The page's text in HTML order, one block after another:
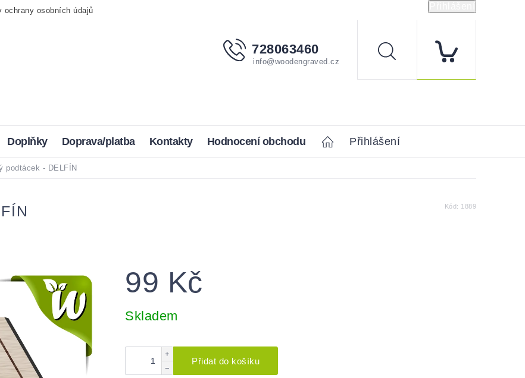
ochrany osobních údajů
728063460
info@woodengraved.cz
Hledat
Doplňky Doprava/platba Kontakty Hodnocení obchodu Home Přihlášení
podtácek - DELFÍN
Kód: 1889
99 Kč
cena:
Skladem
+
−
Přidat do košíku